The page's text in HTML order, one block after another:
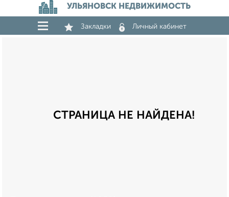
УЛЬЯНОВСК НЕДВИЖИМОСТЬ
Закладки Личный кабинет
СТРАНИЦА НЕ НАЙДЕНА!